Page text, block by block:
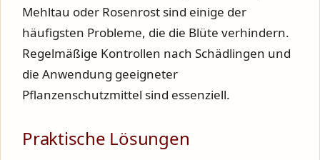
Mehltau oder Rosenrost sind einige der
häufigsten Probleme, die die Blüte verhindern.
Regelmäßige Kontrollen nach Schädlingen und
die Anwendung geeigneter
Pflanzenschutzmittel sind essenziell.
Praktische Lösungen